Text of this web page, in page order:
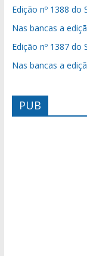
Edição nº 1388 do
Nas bancas a
Edição nº 1387 do
Nas bancas a
PUB